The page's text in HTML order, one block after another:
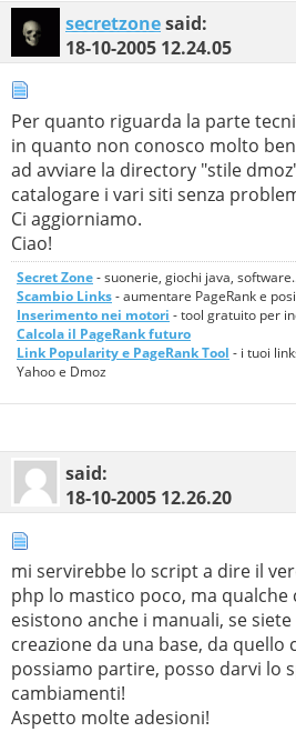
secretzonesaid:
18-10-2005 12.24.05
Per quanto riguarda la parte
in quanto non conosco molto
ad avviare la directory "stile
catalogare i vari siti senza
Ci aggiorniamo.
Ciao!
Secret Zone- suonerie, giochi java,
Scambio Links- aumentare PageRank e
Inserimento nei motori - tool gratuito per
Calcola il PageRank futuro
Link Popularity e PageRank Tool - i tuoi
Yahoo e Dmoz
said:
18-10-2005 12.26.20
mi servirebbe lo script a dire il
php lo mastico poco, ma qualche
esistono anche i manuali, se
creazione da una base, da quello
possiamo partire, posso darvi lo
cambiamenti!
Aspetto molte adesioni!